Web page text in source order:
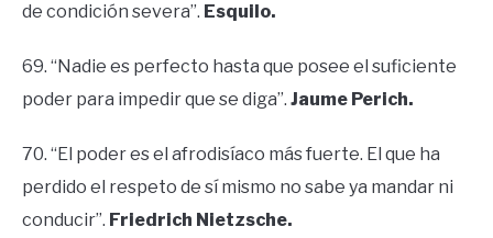
de condición severa”. Esquilo.
69. “Nadie es perfecto hasta que posee el suficiente
poder para impedir que se diga”. Jaume Perich.
70. “El poder es el afrodisíaco más fuerte. El que ha
perdido el respeto de sí mismo no sabe ya mandar ni
conducir”. Friedrich Nietzsche.